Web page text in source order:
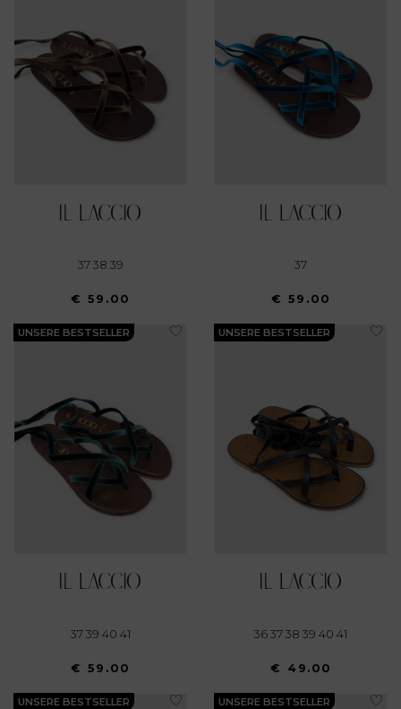
37 38 39
€ 59.00
37
€ 59.00
UNSERE BESTSELLER
37 39 40 41
€ 59.00
UNSERE BESTSELLER
36 37 38 39 40 41
€ 49.00
UNSERE BESTSELLER UNSERE BESTSELLER